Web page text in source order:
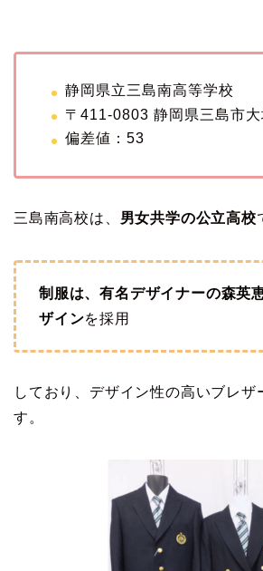
静岡県立三島南高等学校
〒411-0803 静岡県三島市大
偏差値：53
三島南高校は、 男女共学の公立高校
制服は、有名デザイナーの森英
ザインを採用
しており、デザイン性の高いブレザ
す。